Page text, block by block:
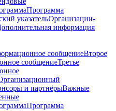
Программа
указательОрганизации-
информация
сообщениеВторое
сообщениеТретье
и партнёрыВажные
Программа